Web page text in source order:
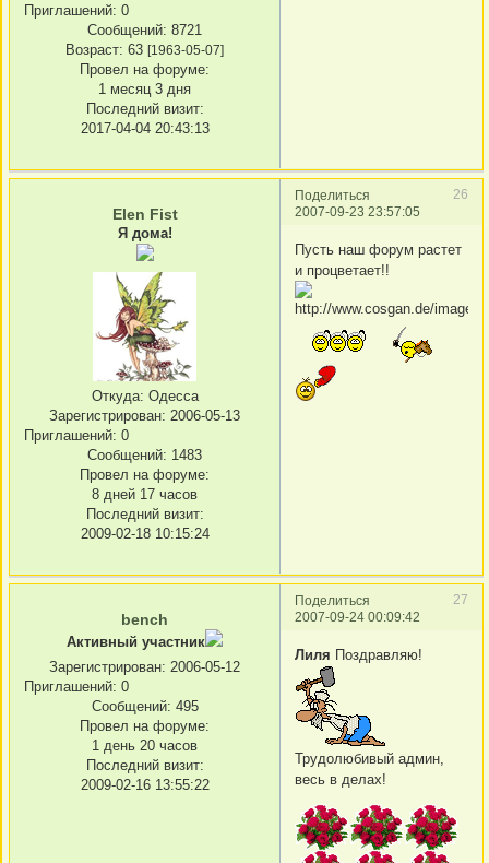
Приглашений: 0
Сообщений: 8721
Возраст: 63 [1963-05-07]
Провел на форуме:
1 месяц 3 дня
Последний визит:
2017-04-04 20:43:13
Поделиться
26
2007-09-23 23:57:05
Elen Fist
Я дома!
Откуда: Одесса
Зарегистрирован: 2006-05-13
Приглашений: 0
Сообщений: 1483
Провел на форуме:
8 дней 17 часов
Последний визит:
2009-02-18 10:15:24
Пусть наш форум растет
и процветает!!
Поделиться
27
2007-09-24 00:09:42
bench
Активный участник
Зарегистрирован: 2006-05-12
Приглашений: 0
Сообщений: 495
Провел на форуме:
1 день 20 часов
Последний визит:
2009-02-16 13:55:22
Лиля Поздравляю!
Трудолюбивый админ,
весь в делах!